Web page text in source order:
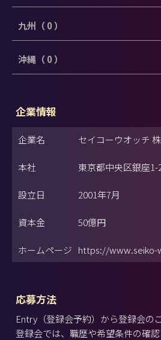
九州（ 0 ）
沖縄（ 0 ）
企業情報
企業名 セイコーウオッチ
本社 東京都中央区銀座1-
設立日 2001年7月
資本金 50億円
ホームページ https://www.seiko-
応募方法
Entry（登録会予約）から登録会の
登録会では、職歴や希望条件の確